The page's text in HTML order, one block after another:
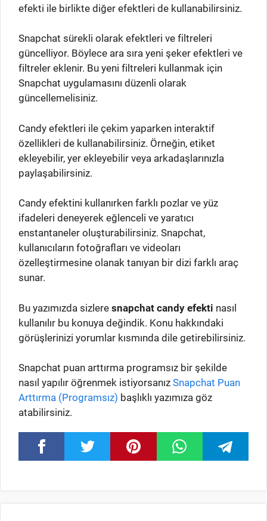
efekti ile birlikte diğer efektleri de kullanabilirsiniz.
Snapchat sürekli olarak efektleri ve filtreleri
güncelliyor. Böylece ara sıra yeni şeker efektleri ve
filtreler eklenir. Bu yeni filtreleri kullanmak için
Snapchat uygulamasını düzenli olarak
güncellemelisiniz.
Candy efektleri ile çekim yaparken interaktif
özellikleri de kullanabilirsiniz. Örneğin, etiket
ekleyebilir, yer ekleyebilir veya arkadaşlarınızla
paylaşabilirsiniz.
Candy efektini kullanırken farklı pozlar ve yüz
ifadeleri deneyerek eğlenceli ve yaratıcı
enstantaneler oluşturabilirsiniz. Snapchat,
kullanıcıların fotoğrafları ve videoları
özelleştirmesine olanak tanıyan bir dizi farklı araç
sunar.
Bu yazımızda sizlere snapchat candy efekti nasıl
kullanılır bu konuya değindik. Konu hakkındaki
görüşlerinizi yorumlar kısmında dile getirebilirsiniz.
Snapchat puan arttırma programsız bir şekilde
nasıl yapılır öğrenmek istiyorsanız Snapchat Puan
Arttırma (Programsız) başlıklı yazımıza göz
atabilirsiniz.